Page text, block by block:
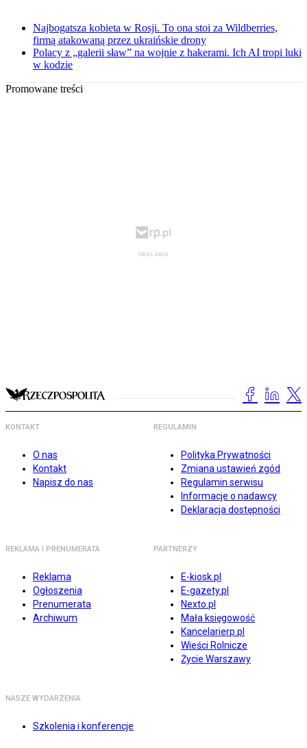
Najbogatsza kobieta w Rosji. To ona stoi za Wildberries,
firmą atakowaną przez ukraińskie drony
Polacy z „galerii sław” na wojnie z hakerami. Ich AI tropi luki
w kodzie
Promowane treści
KONTAKT
O nas
Kontakt
Napisz do nas
REGULAMIN
Polityka Prywatności
Zmiana ustawień zgód
Regulamin serwisu
Informacje o nadawcy
Deklaracja dostępności
REKLAMA I PRENUMERATA
Reklama
Ogłoszenia
Prenumerata
Archiwum
PARTNERZY
E-kiosk.pl
E-gazety.pl
Nexto.pl
Mała księgowość
Kancelarierp.pl
Wieści Rolnicze
Życie Warszawy
NASZE WYDARZENIA
Szkolenia i konferencje